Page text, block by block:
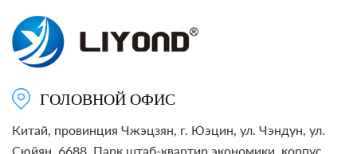
ГОЛОВНОЙ ОФИС
Китай, провинция Чжэцзян, г. Юэцин, ул. Чэндун, ул.
Сюйян, 6688, Парк штаб-квартир экономики, корпус